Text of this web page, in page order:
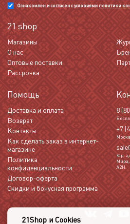
Ознакомлен и согласен с условиямиполитики
21 shop
Магазины
О нас
Оптовые поставки
Рассрочка
Помощь
Доставка и оплата
Возврат
Контакты
Как сделать заказ в интернет-
магазине
Политика
конфиденциальности
Договор-оферта
Скидки и бонусная программа
8
+7
Юр.
Мира,
А2Н.
21Shop и Cookies